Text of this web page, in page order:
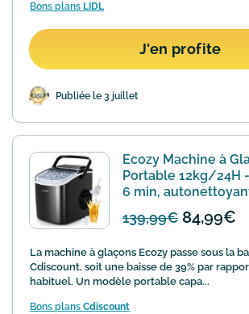
Bons plans LIDL
J'en profite
Publiée le 3 juillet
Ecozy Machine à
Portable 12kg/24H
6 min,
139,99€ 84,99€
La machine à glaçons Ecozy passe sous la
Cdiscount, soit une baisse de 39% par
habituel. Un modèle portable capa...
Bons plans Cdiscount